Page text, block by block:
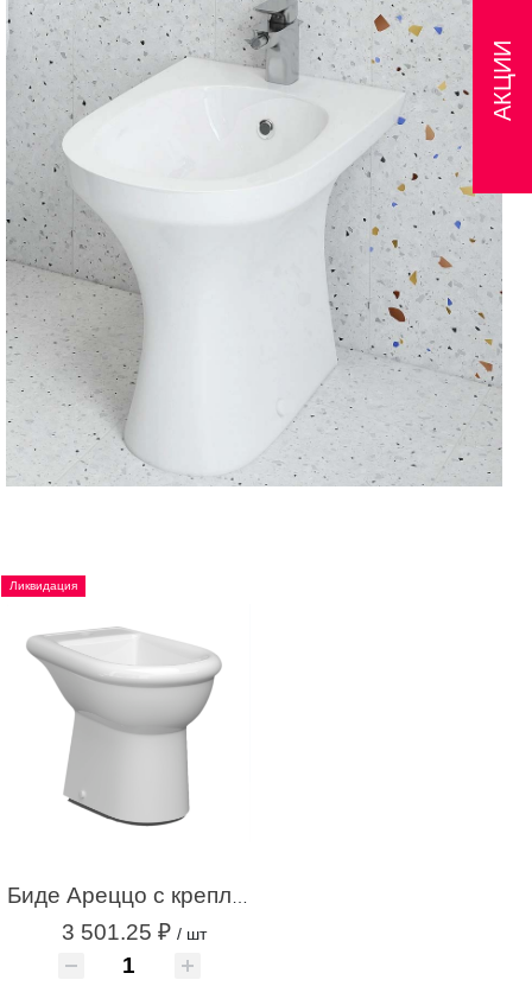
Ликвидация
Биде Ареццо с креплением угловым скрытым белый с1
3 501.25 ₽ / шт
АКЦИИ